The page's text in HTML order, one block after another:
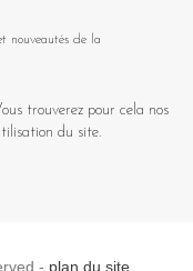
nouveautés de la
trouverez pour cela nos
du site.
- plan du site